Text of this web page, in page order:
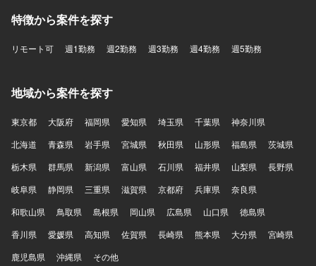
特徴から案件を探す
リモート可 週1勤務 週2勤務 週3勤務 週4勤務 週5勤務
地域から案件を探す
東京都 大阪府 福岡県 愛知県 埼玉県 千葉県
神奈川県
北海道
青森県 岩手県 宮城県 秋田県 山形県 福島県
茨城県
栃木県
群馬県 新潟県 富山県 石川県 福井県 山梨県
長野県
岐阜県
静岡県 三重県 滋賀県 京都府 兵庫県
奈良県
和歌山県
鳥取県 島根県 岡山県 広島県 山口県
徳島県
香川県
愛媛県 高知県 佐賀県 長崎県 熊本県 大分県
宮崎県
鹿児島県
沖縄県 その他